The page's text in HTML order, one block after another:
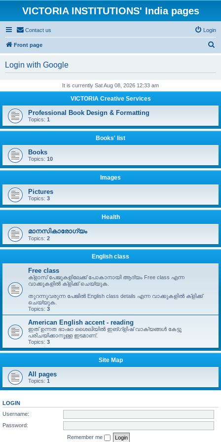
VICTORIA INSTITUTIONS' India pages
Contact us Login
Front page
c
Login with Google
It is currently Sat Aug 08, 2026 12:33 am
VICTORIA Creative Services
Professional Book Design & Formatting
Topics: 1
Books' list
Books
Topics: 10
Images
Pictures
Topics: 3
Health
മാനസികാരോഗ്യം
Topics: 2
English class
Free class
ക്ളാസ് പേജുകളിലേക്ക് പോകാനായി ആദ്യം Free class എന്ന
വാക്കുകളിൽ ക്ളിക്ക് ചെയ്യുക.
തുറന്നുവരുന്ന പേജിൽ English class details എന്ന വാക്കുകളിൽ ക്ളിക്ക്
ചെയ്യുക.
Topics: 3
American English accent - reading
ഇത് ഉന്നത ഭാഷാ ശൈലിയിൽ ഇങ്ഗ്ളിഷ് വാക്യങ്ങൾ കേട്ടു
പരിചയിക്കാനുള്ള ഇടമാണ്.
Topics: 3
Site Map
All pages
Topics: 1
LOGIN
Username:
Password:
Remember me